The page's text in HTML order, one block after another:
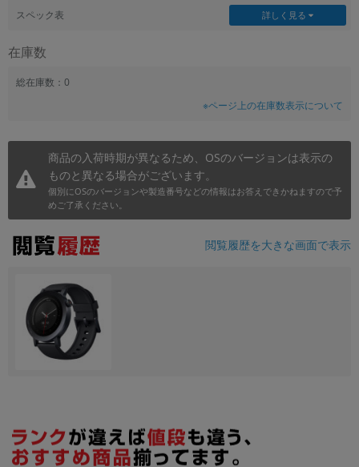
スペック表 詳しく見る
在庫数
総在庫数：0
※ページ上の在庫数表示について
商品の入荷時期が異なるため、OSのバージョンは表示の
ものと異なる場合がございます。
個別にOSのバージョンや製造番号などの情報はお答えできかねますので予
めご了承ください。
閲覧履歴を大きな画面で表示
OSの絞り込み
メモリ
モニタサイズ
価格
発売日
各項目のチェックボックスは「or検索」となります。
ただし機能別のみ「and検索」となります。